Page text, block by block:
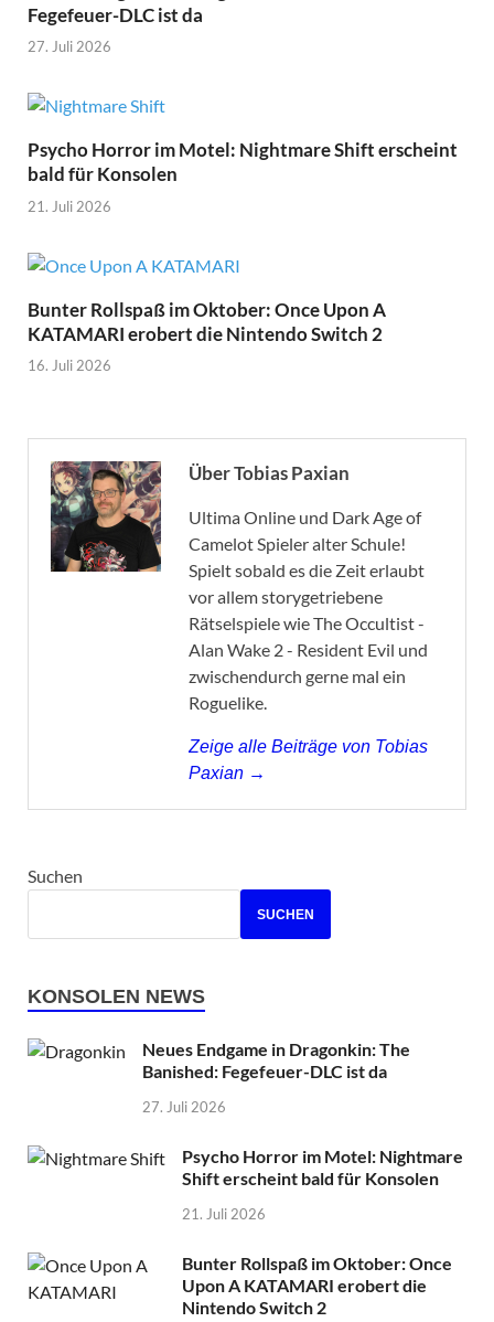
Fegefeuer-DLC ist da
27. Juli 2026
Psycho Horror im Motel: Nightmare Shift erscheint
bald für Konsolen
21. Juli 2026
Bunter Rollspaß im Oktober: Once Upon A
KATAMARI erobert die Nintendo Switch 2
16. Juli 2026
Über Tobias Paxian
Ultima Online und Dark Age of
Camelot Spieler alter Schule!
Spielt sobald es die Zeit erlaubt
vor allem storygetriebene
Rätselspiele wie The Occultist -
Alan Wake 2 - Resident Evil und
zwischendurch gerne mal ein
Roguelike.
Zeige alle Beiträge von Tobias
Paxian →
Suchen
SUCHEN
KONSOLEN NEWS
Neues Endgame in Dragonkin: The
Banished: Fegefeuer-DLC ist da
27. Juli 2026
Psycho Horror im Motel: Nightmare
Shift erscheint bald für Konsolen
21. Juli 2026
Bunter Rollspaß im Oktober: Once
Upon A KATAMARI erobert die
Nintendo Switch 2